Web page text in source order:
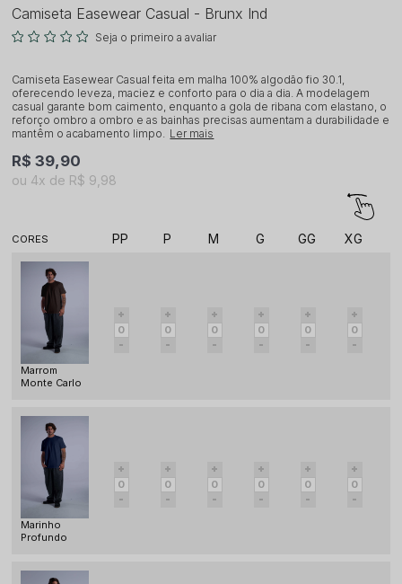
Camiseta Easewear Casual - Brunx Ind
Seja o primeiro a avaliar
Camiseta Easewear Casual feita em malha 100% algodão fio 30.1,
oferecendo leveza, maciez e conforto para o dia a dia. A modelagem
casual garante bom caimento, enquanto a gola de ribana com elastano, o
reforço ombro a ombro e as bainhas precisas aumentam a durabilidade e
mantêm o acabamento limpo. Ler mais
R$ 39,90
4x R$ 9,98
PP P M G GG XG
Marrom
Monte Carlo
Marinho
Profundo